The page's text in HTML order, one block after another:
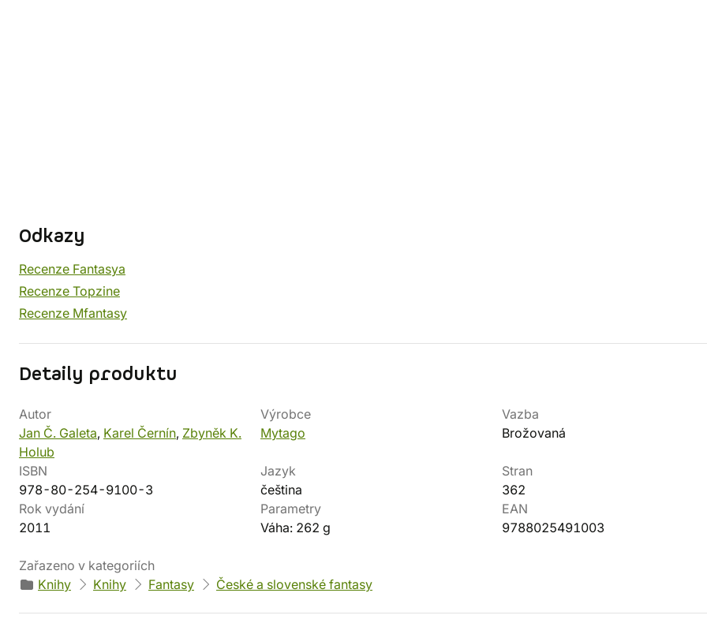
Odkazy
Recenze Fantasya
Recenze Topzine
Recenze Mfantasy
Detaily produktu
Autor
Jan Č. Galeta, Karel Černín, Zbyněk K.
Holub
Výrobce
Mytago
Vazba
Brožovaná
ISBN
978-80-254-9100-3
Jazyk
čeština
Stran
362
Rok vydání
2011
Parametry
Váha: 262 g
EAN
9788025491003
Zařazeno v kategoriích
Knihy
Knihy Fantasy České a slovenské fantasy